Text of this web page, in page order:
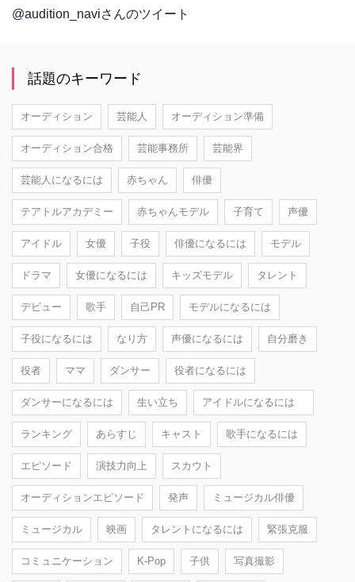
@audition_naviさんのツイート
話題のキーワード
オーディション 芸能人 オーディション準備
オーディション合格 芸能事務所 芸能界
芸能人になるには 赤ちゃん 俳優
テアトルアカデミー 赤ちゃんモデル 子育て 声優
アイドル 女優 子役 俳優になるには モデル
ドラマ 女優になるには キッズモデル タレント
デビュー 歌手 自己PR モデルになるには
子役になるには なり方 声優になるには 自分磨き
役者 ママ ダンサー 役者になるには
ダンサーになるには 生い立ち アイドルになるには
ランキング あらすじ キャスト 歌手になるには
エピソード 演技力向上 スカウト
オーディションエピソード 発声 ミュージカル俳優
ミュージカル 映画 タレントになるには 緊張克服
コミュニケーション K-Pop 子供 写真撮影